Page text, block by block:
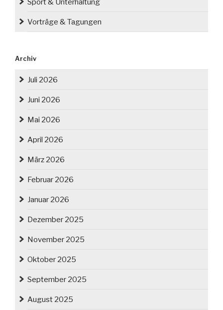
Sport & Unterhaltung
Vorträge & Tagungen
Archiv
Juli 2026
Juni 2026
Mai 2026
April 2026
März 2026
Februar 2026
Januar 2026
Dezember 2025
November 2025
Oktober 2025
September 2025
August 2025